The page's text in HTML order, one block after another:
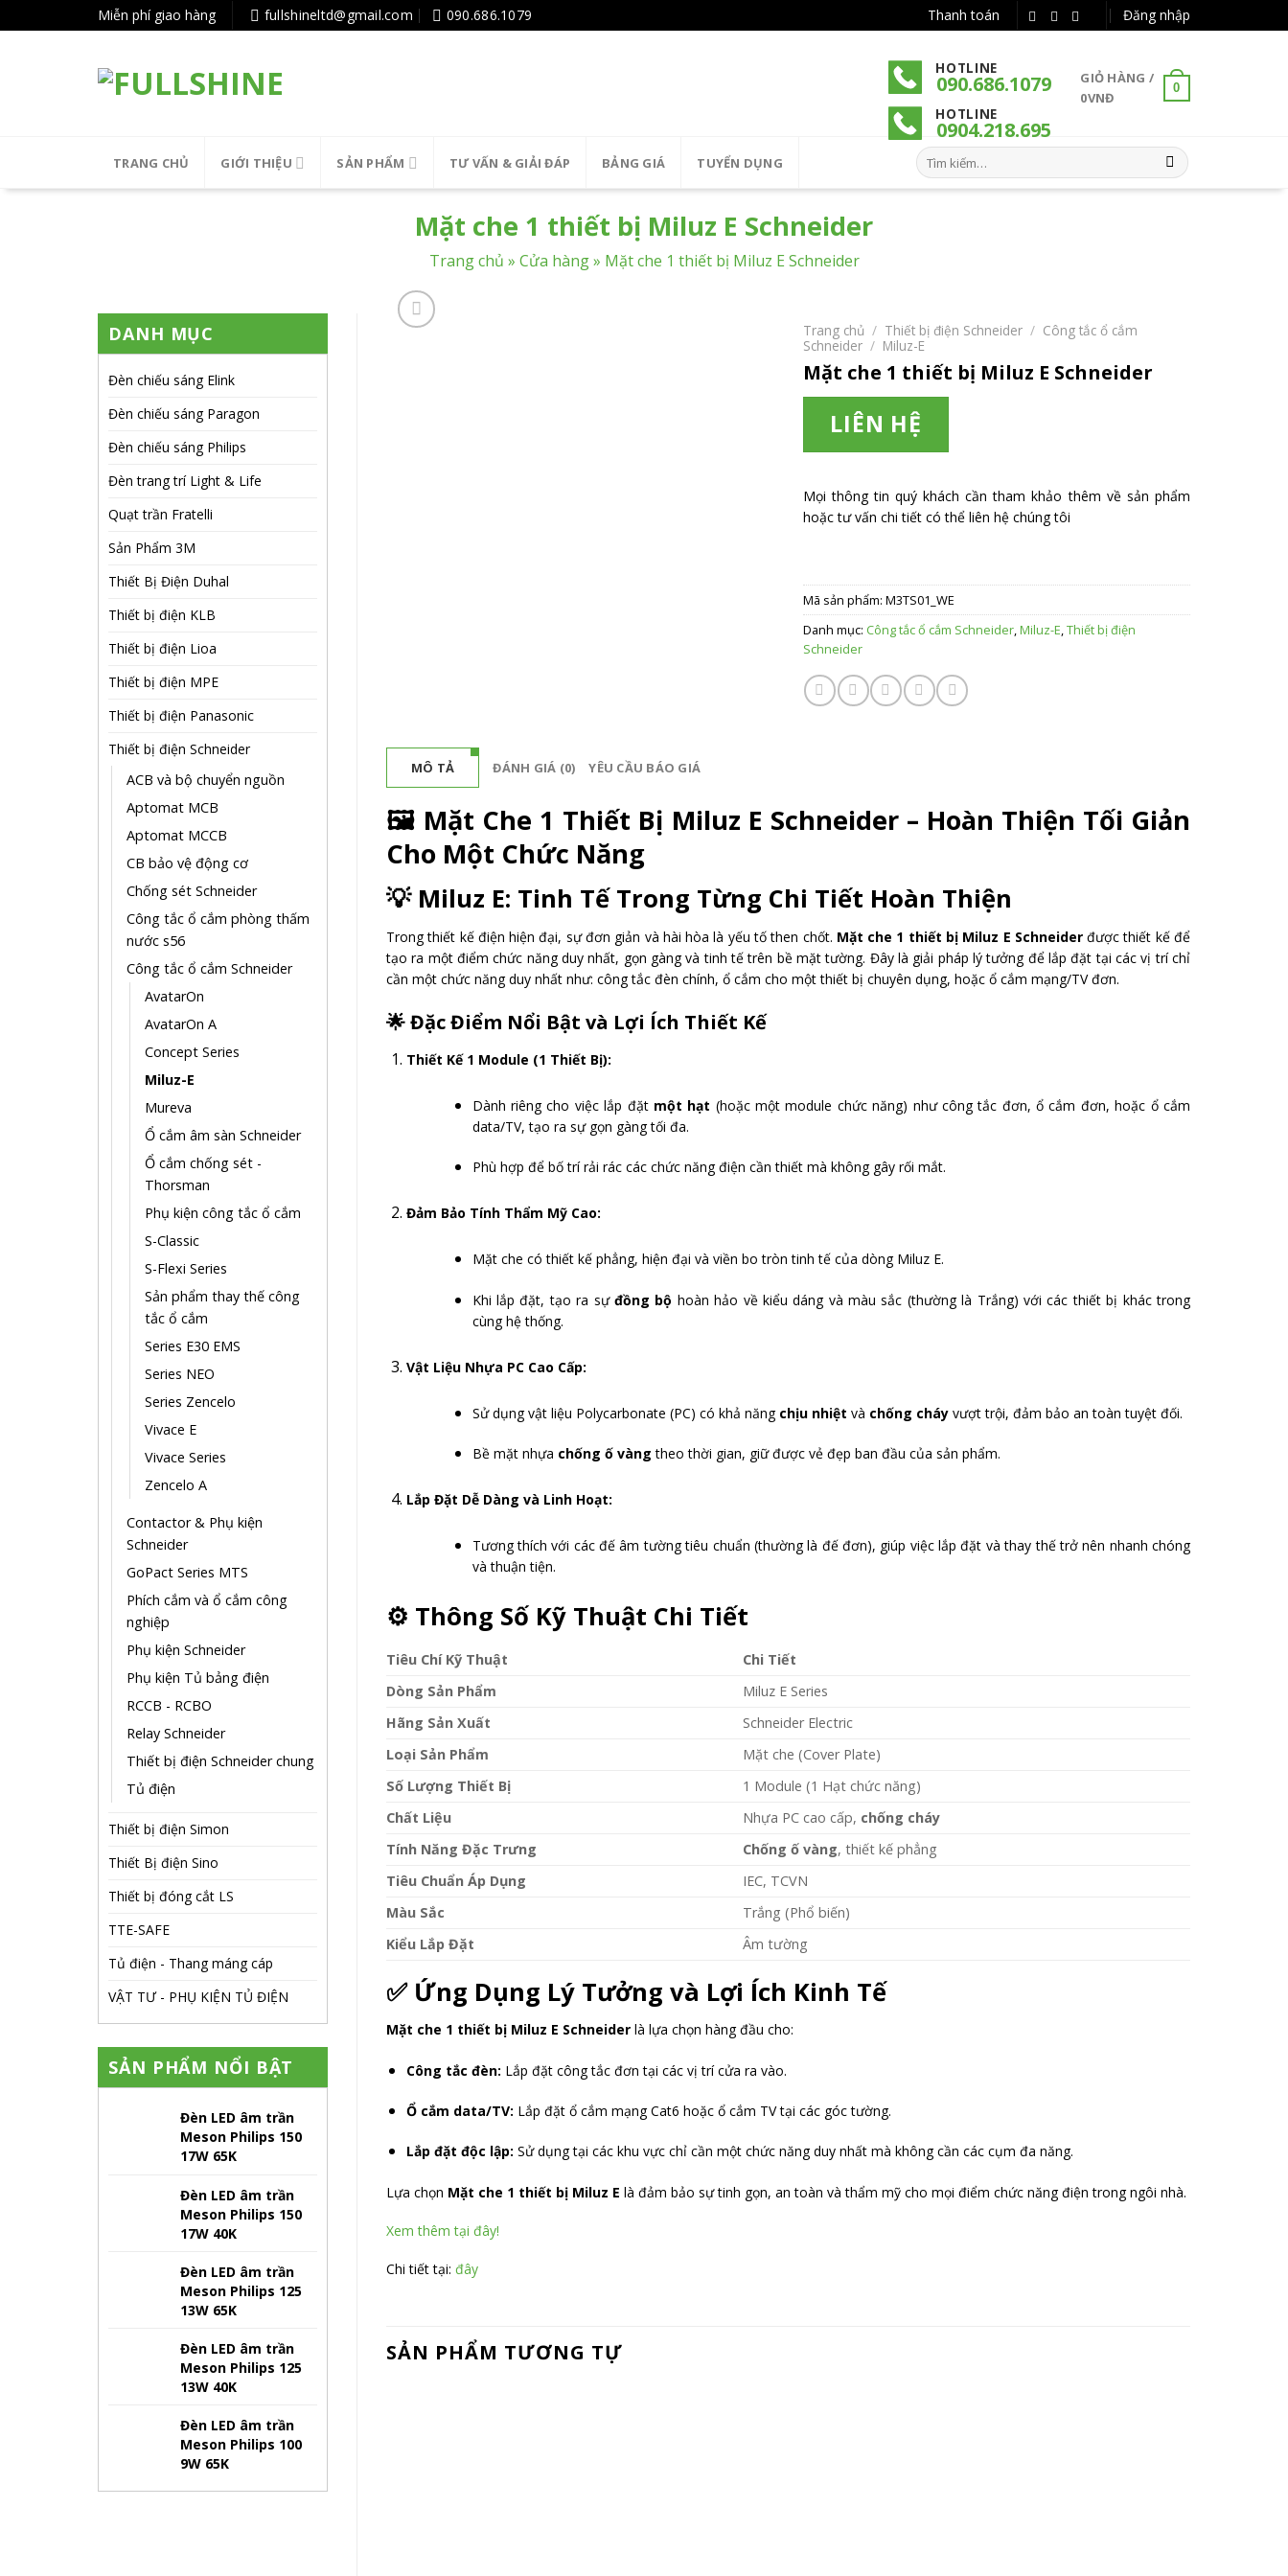
tục
Miễn phí giao hàng fullshineltd@gmail.com 090.686.1079 Thanh toán Đăng nhập
HOTLINE
090.686.1079
HOTLINE
0904.218.695
GIỎ HÀNG /
0VNĐ
0
TRANG CHỦ GIỚI THIỆU SẢN PHẨM TƯ VẤN & GIẢI ĐÁP BẢNG GIÁ TUYỂN DỤNG
Tìm
kiếm:
Mặt che 1 thiết bị Miluz E Schneider
Trang chủ » Cửa hàng» Mặt che 1 thiết bị Miluz E Schneider
DANH MỤC
Đèn chiếu sáng Elink
Đèn chiếu sáng Paragon
Đèn chiếu sáng Philips
Đèn trang trí Light & Life
Quạt trần Fratelli
Sản Phẩm 3M
Thiết Bị Điện Duhal
Thiết bị điện KLB
Thiết bị điện Lioa
Thiết bị điện MPE
Thiết bị điện Panasonic
Thiết bị điện Schneider
ACB và bộ chuyển nguồn
Aptomat MCB
Aptomat MCCB
CB bảo vệ động cơ
Chống sét Schneider
Công tắc ổ cắm phòng thấm
nước s56
Công tắc ổ cắm Schneider
AvatarOn
AvatarOn A
Concept Series
Miluz-E
Mureva
Ổ cắm âm sàn Schneider
Ổ cắm chống sét -
Thorsman
Phụ kiện công tắc ổ cắm
S-Classic
S-Flexi Series
Sản phẩm thay thế công
tắc ổ cắm
Series E30 EMS
Series NEO
Series Zencelo
Vivace E
Vivace Series
Zencelo A
Contactor & Phụ kiện
Schneider
GoPact Series MTS
Phích cắm và ổ cắm công
nghiệp
Phụ kiện Schneider
Phụ kiện Tủ bảng điện
RCCB - RCBO
Relay Schneider
Thiết bị điện Schneider chung
Tủ điện
Thiết bị điện Simon
Thiết Bị điện Sino
Thiết bị đóng cắt LS
TTE-SAFE
Tủ điện - Thang máng cáp
VẬT TƯ - PHỤ KIỆN TỦ ĐIỆN
SẢN PHẨM NỔI BẬT
Đèn LED âm trần
Meson Philips 150
17W 65K
Đèn LED âm trần
Meson Philips 150
17W 40K
Đèn LED âm trần
Meson Philips 125
13W 65K
Đèn LED âm trần
Meson Philips 125
13W 40K
Đèn LED âm trần
Meson Philips 100
9W 65K
Trang chủ / Thiết bị điện Schneider / Công tắc ổ cắm
Schneider / Miluz-E
Mặt che 1 thiết bị Miluz E Schneider
LIÊN HỆ
Mọi thông tin quý khách cần tham khảo thêm về sản phẩm
hoặc tư vấn chi tiết có thể liên hệ chúng tôi
Mã sản phẩm: M3TS01_WE
Danh mục: Công tắc ổ cắm Schneider,Miluz-E,Thiết bị điện
Schneider
MÔ TẢ ĐÁNH GIÁ (0) YÊU CẦU BÁO GIÁ
🖼️ Mặt Che 1 Thiết Bị Miluz E Schneider– Hoàn Thiện Tối Giản
Cho Một Chức Năng
💡 Miluz E: Tinh Tế Trong Từng Chi Tiết Hoàn Thiện
Trong thiết kế điện hiện đại, sự đơn giản và hài hòa là yếu tố then chốt. Mặt che 1 thiết bị Miluz E Schneiderđược thiết kế để
tạo ra một điểm chức năng duy nhất, gọn gàng và tinh tế trên bề mặt tường. Đây là giải pháp lý tưởng để lắp đặt tại các vị trí chỉ
cần một chức năng duy nhất như: công tắc đèn chính, ổ cắm cho một thiết bị chuyên dụng, hoặc ổ cắm mạng/TV đơn.
🌟Đặc Điểm Nổi Bật và Lợi Ích Thiết Kế
Thiết Kế 1 Module (1 Thiết Bị):
Dành riêng cho việc lắp đặt một hạt (hoặc một module chức năng) như công tắc đơn, ổ cắm đơn, hoặc ổ cắm
data/TV, tạo ra sự gọn gàng tối đa.
Phù hợp để bố trí rải rác các chức năng điện cần thiết mà không gây rối mắt.
Đảm Bảo Tính Thẩm Mỹ Cao:
Mặt che có thiết kế phẳng, hiện đại và viền bo tròn tinh tế của dòng Miluz E.
Khi lắp đặt, tạo ra sự đồng bộ hoàn hảo về kiểu dáng và màu sắc (thường là Trắng) với các thiết bị khác trong
cùng hệ thống.
Vật Liệu Nhựa PC Cao Cấp:
Sử dụng vật liệu Polycarbonate (PC) có khả năng chịu nhiệt và chống cháyvượt trội, đảm bảo an toàn tuyệt đối.
Bề mặt nhựa chống ố vàng theo thời gian, giữ được vẻ đẹp ban đầu của sản phẩm.
Lắp Đặt Dễ Dàng và Linh Hoạt:
Tương thích với các đế âm tường tiêu chuẩn (thường là đế đơn), giúp việc lắp đặt và thay thế trở nên nhanh chóng
và thuận tiện.
⚙️ Thông Số Kỹ Thuật Chi Tiết
Tiêu Chí Kỹ Thuật
Chi Tiết
Dòng Sản Phẩm
Miluz E Series
Hãng Sản Xuất
Schneider Electric
Loại Sản Phẩm
Mặt che (Cover Plate)
Số Lượng Thiết Bị
1 Module (1 Hạt chức năng)
Chất Liệu
Nhựa PC cao cấp, chống cháy
Tính Năng Đặc Trưng
Chống ố vàng, thiết kế phẳng
Tiêu Chuẩn Áp Dụng
IEC, TCVN
Màu Sắc
Trắng (Phổ biến)
Kiểu Lắp Đặt
Âm tường
✅ Ứng Dụng Lý Tưởng và Lợi Ích Kinh Tế
Mặt che 1 thiết bị Miluz E Schneider là lựa chọn hàng đầu cho:
Công tắc đèn: Lắp đặt công tắc đơn tại các vị trí cửa ra vào.
Ổ cắm data/TV: Lắp đặt ổ cắm mạng Cat6 hoặc ổ cắm TV tại các góc tường.
Lắp đặt độc lập: Sử dụng tại các khu vực chỉ cần một chức năng duy nhất mà không cần các cụm đa năng.
Lựa chọn Mặt che 1 thiết bị Miluz E là đảm bảo sự tinh gọn, an toàn và thẩm mỹ cho mọi điểm chức năng điện trong ngôi nhà.
Xem thêm tại đây!
Chi tiết tại: đây
SẢN PHẨM TƯƠNG TỰ